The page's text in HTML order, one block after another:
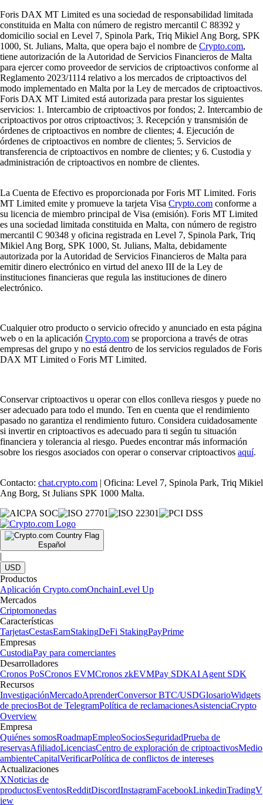
Foris DAX MT Limited es una sociedad de responsabilidad limitada
constituida en Malta con número de registro mercantil C 88392 y
domicilio social en Level 7, Spinola Park, Triq Mikiel Ang Borg, SPK
1000, St. Julians, Malta, que opera bajo el nombre de Crypto.com,
tiene autorización de la Autoridad de Servicios Financieros de Malta
para ejercer como proveedor de servicios de criptoactivos conforme al
Reglamento 2023/1114 relativo a los mercados de criptoactivos del
modo implementado en Malta por la Ley de mercados de criptoactivos.
Foris DAX MT Limited está autorizada para prestar los siguientes
servicios: 1. Intercambio de criptoactivos por fondos; 2. Intercambio de
criptoactivos por otros criptoactivos; 3. Recepción y transmisión de
órdenes de criptoactivos en nombre de clientes; 4. Ejecución de
órdenes de criptoactivos en nombre de clientes; 5. Servicios de
transferencia de criptoactivos en nombre de clientes; y 6. Custodia y
administración de criptoactivos en nombre de clientes.
La Cuenta de Efectivo es proporcionada por Foris MT Limited. Foris
MT Limited emite y promueve la tarjeta Visa Crypto.com conforme a
su licencia de miembro principal de Visa (emisión). Foris MT Limited
es una sociedad limitada constituida en Malta, con número de registro
mercantil C 90348 y oficina registrada en Level 7, Spinola Park, Triq
Mikiel Ang Borg, SPK 1000, St. Julians, Malta, debidamente
autorizada por la Autoridad de Servicios Financieros de Malta para
emitir dinero electrónico en virtud del anexo III de la Ley de
instituciones financieras que regula las instituciones de dinero
electrónico.
Cualquier otro producto o servicio ofrecido y anunciado en esta página
web o en la aplicación Crypto.com se proporciona a través de otras
empresas del grupo y no está dentro de los servicios regulados de Foris
DAX MT Limited o Foris MT Limited.
Conservar criptoactivos u operar con ellos conlleva riesgos y puede no
ser adecuado para todo el mundo. Ten en cuenta que el rendimiento
pasado no garantiza el rendimiento futuro. Considera cuidadosamente
si invertir en criptoactivos es adecuado para ti según tu situación
financiera y tolerancia al riesgo. Puedes encontrar más información
sobre los riesgos asociados con operar o conservar criptoactivos aquí.
Contacto: chat.crypto.com | Oficina: Level 7, Spinola Park, Triq Mikiel
Ang Borg, St Julians SPK 1000 Malta.
Español
|
USD
Productos
Aplicación Crypto.comOnchainLevel Up
Mercados
Criptomonedas
Características
TarjetasCestasEarnStakingDeFi StakingPayPrime
Empresas
CustodiaPay para comerciantes
Desarrolladores
Cronos PoSCronos EVMCronos zkEVMPay SDKAI Agent SDK
Recursos
InvestigaciónMercadoAprenderConversor BTC/USDGlosarioWidgets
de preciosBot de TelegramPolítica de reclamacionesAsistenciaCrypto
Overview
Empresa
Quiénes somosRoadmapEmpleoSociosSeguridadPrueba de
reservasAfiliadoLicenciasCentro de exploración de criptoactivosMedio
ambienteCapitalVerificarPolítica de conflictos de intereses
Actualizaciones
XNoticias de
productosEventosRedditDiscordInstagramFacebookLinkedinTradingV
iew